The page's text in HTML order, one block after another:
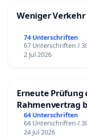
Weniger
74 Unterschriften
67 Unterschriften /
2 Jul 2026
Erneute Prüfung
Rahmenvertrag
64 Unterschriften
64 Unterschriften /
24 Jul 2026